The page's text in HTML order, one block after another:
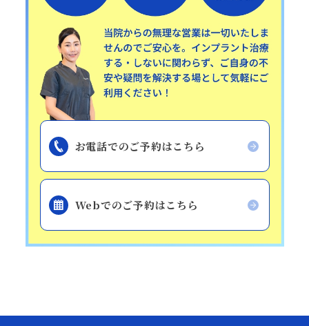
お電話でのご予約はこちら
Webでのご予約はこちら